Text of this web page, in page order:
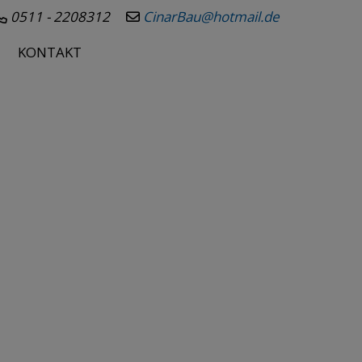
0511 - 2208312
CinarBau@hotmail.de
KONTAKT